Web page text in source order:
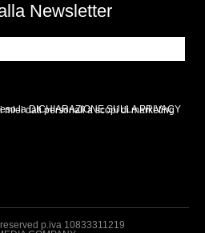
Newsletter
laDICHIARAZIONE SULLA PRIVACY
p.iva 10833311219